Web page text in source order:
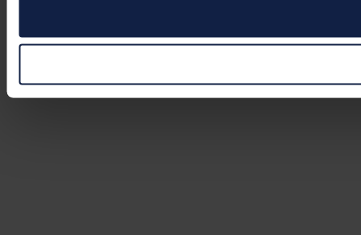
Las cookies de este sitio web se usan para personalizar el
pueden combinarla con otra información que les haya